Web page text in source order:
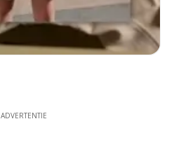
ADVERTENTIE